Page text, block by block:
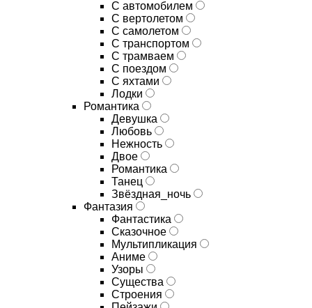
С автомобилем
С вертолетом
С самолетом
С транспортом
С трамваем
С поездом
С яхтами
Лодки
Романтика
Девушка
Любовь
Нежность
Двое
Романтика
Танец
Звёздная_ночь
Фантазия
Фантастика
Сказочное
Мультипликация
Аниме
Узоры
Существа
Строения